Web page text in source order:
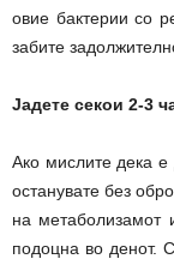
овие бактерии со
забите
Јадете секои 2-3
Ако мислите дека
останувате без
на метаболизамот
подоцна во денот.